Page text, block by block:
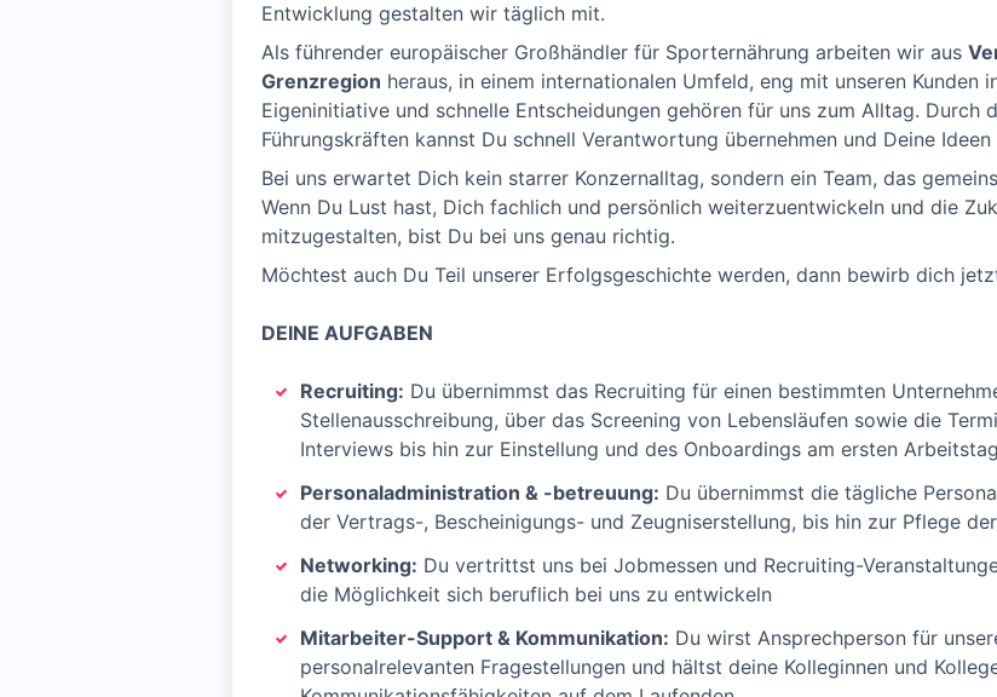
Entwicklung gestalten wir täglich mit.
Als führender europäischer Großhändler für Sporternährung arbeiten wir aus
Grenzregion heraus, in einem internationalen Umfeld, eng mit unseren Kunden
Eigeninitiative und schnelle Entscheidungen gehören für uns zum Alltag. Durch
Führungskräften kannst Du schnell Verantwortung übernehmen und Deine
Bei uns erwartet Dich kein starrer Konzernalltag, sondern ein Team, das
Wenn Du Lust hast, Dich fachlich und persönlich weiterzuentwickeln und die
mitzugestalten, bist Du bei uns genau richtig.
Möchtest auch Du Teil unserer Erfolgsgeschichte werden, dann bewirb dich
DEINE AUFGABEN
Recruiting: Du übernimmst das Recruiting für einen bestimmten
Stellenausschreibung, über das Screening von Lebensläufen sowie die
Interviews bis hin zur Einstellung und des Onboardings am ersten Arbeitstag
Personaladministration & -betreuung: Du übernimmst die tägliche
der Vertrags-, Bescheinigungs- und Zeugniserstellung, bis hin zur Pflege
Networking: Du vertrittst uns bei Jobmessen und Recruiting-
die Möglichkeit sich beruflich bei uns zu entwickeln
Mitarbeiter-Support & Kommunikation: Du wirst Ansprechperson für
personalrelevanten Fragestellungen und hältst deine Kolleginnen und